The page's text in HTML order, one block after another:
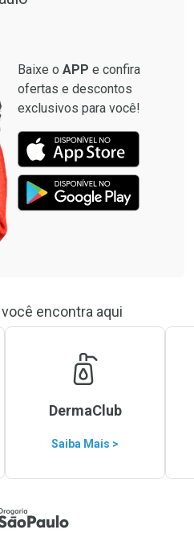
Baixe o APP e confira
ofertas e descontos
exclusivos para você!
encontra aqui
DermaClub
Saiba Mais >
Home